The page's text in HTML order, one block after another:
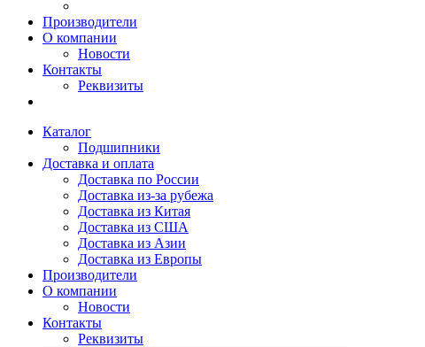
Производители
О компании
Новости
Контакты
Реквизиты
Каталог
Подшипники
Доставка и оплата
Доставка по России
Доставка из-за рубежа
Доставка из Китая
Доставка из США
Доставка из Азии
Доставка из Европы
Производители
О компании
Новости
Контакты
Реквизиты